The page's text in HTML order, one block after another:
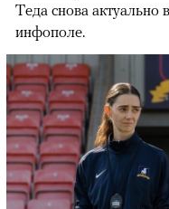
Теда снова
инфополе.